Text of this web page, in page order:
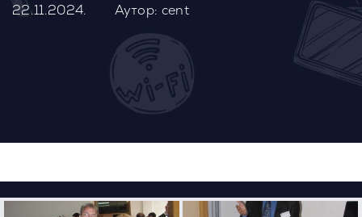
22.11.2024. Аутор: cent